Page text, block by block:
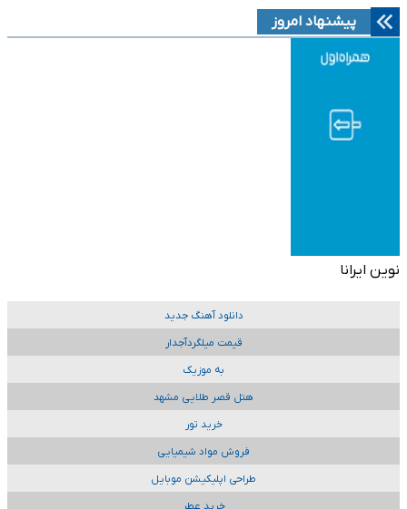
پیشنهاد امروز
نوین ایرانا
دانلود آهنگ جدید
قیمت میلگردآجدار
به موزیک
هتل قصر طلایی مشهد
خرید تور
فروش مواد شیمیایی
طراحی اپلیکیشن موبایل